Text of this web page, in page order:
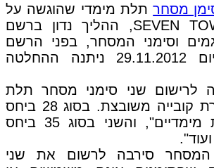
מסחרתלת מימדי שהוגשה על
ידי חברת SEVEN TOWNS, ההליך נדון ברשם
וסימני המסחר, בפני הרשם
אסא קלינג. ביום 29.11.2012 ניתנה ההחלטה
לרישום שני סימני מסחר תלת
ממדיים לגבי צורת קובייה משובצת. בסוג 28 ביחס
ל"תצריפים תלת מימדיים", והשני בסוג 35 ביחס
המסחר סירבה לרשום את שני